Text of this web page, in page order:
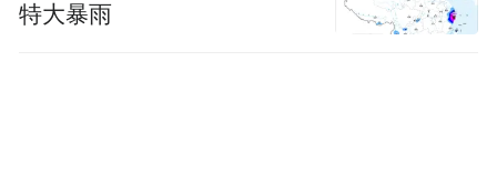
特大暴雨